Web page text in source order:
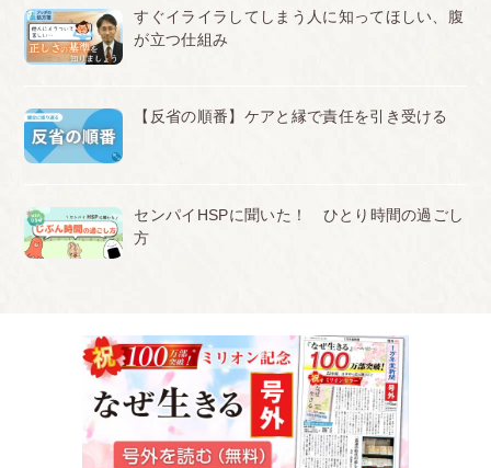
すぐイライラしてしまう人に知ってほしい、腹
が立つ仕組み
【反省の順番】ケアと縁で責任を引き受ける
センパイHSPに聞いた！ ひとり時間の過ごし
方